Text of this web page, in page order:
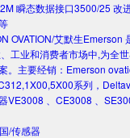
瞬态数据接口3500/25 改
OVATION/艾默生Emerson
工业和消费者市场中,为全
。主要经销：Emerson
系列，
VE3008 、CE3008 、
/传感器